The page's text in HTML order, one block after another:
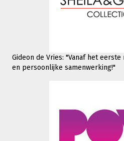
Gideon de Vries: "Vanaf het
en persoonlijke samenwerking!"